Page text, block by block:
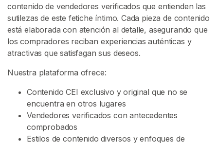
contenido de vendedores verificados que entienden las
sutilezas de este fetiche íntimo. Cada pieza de contenido
está elaborada con atención al detalle, asegurando que
los compradores reciban experiencias auténticas y
atractivas que satisfagan sus deseos.
Nuestra plataforma ofrece:
Contenido CEI exclusivo y original que no se
encuentra en otros lugares
Vendedores verificados con antecedentes
comprobados
Estilos de contenido diversos y enfoques de
C
o
n
t
n
o
E